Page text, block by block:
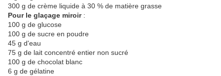
300 g de crème liquide à 30 % de matière grasse
Pour le glaçage miroir:
100 g de glucose
100 g de sucre en poudre
45 g d'eau
75 g de lait concentré entier non sucré
100 g de chocolat blanc
6 g de gélatine